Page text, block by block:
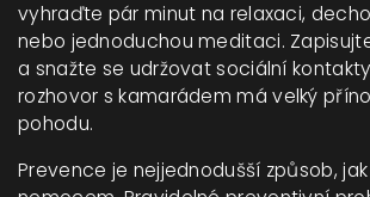
vyhraďte pár minut na relaxaci,
nebo jednoduchou meditaci.
a snažte se udržovat sociální
rozhovor s kamarádem má velký
pohodu.
Prevence je nejjednodušší způsob,